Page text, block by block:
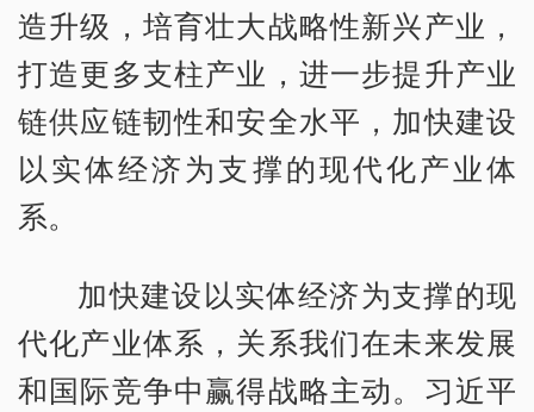
造升级，培育壮大战略性新兴产业，
打造更多支柱产业，进一步提升产业
链供应链韧性和安全水平，加快建设
以实体经济为支撑的现代化产业体
系。
加快建设以实体经济为支撑的现
代化产业体系，关系我们在未来发展
和国际竞争中赢得战略主动。习近平